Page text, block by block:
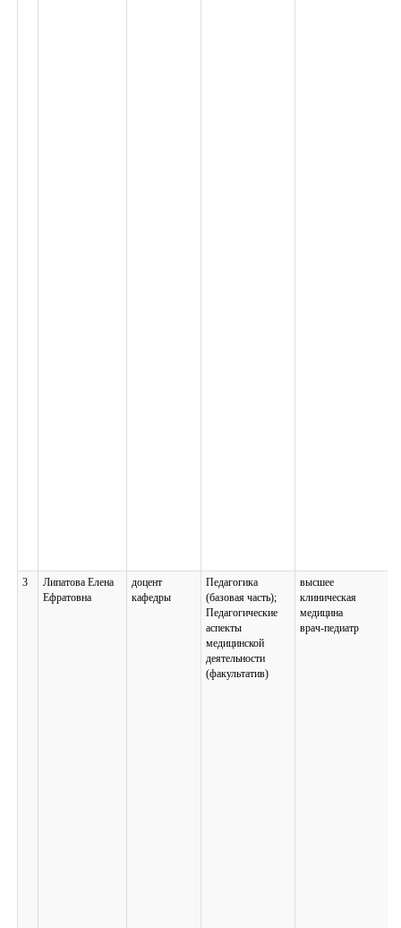
3
Липатова Елена
Ефратовна
доцент
кафедры
Педагогика
(базовая часть);
Педагогические
аспекты
медицинской
деятельности
(факультатив)
высшее
клиническая
медицина
врач-педиатр